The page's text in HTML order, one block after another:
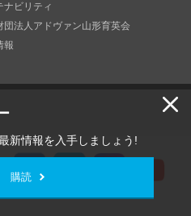
新情報を入手しましょう!
購読
ナビリティ
団法人アドヴァン山形育英会
報